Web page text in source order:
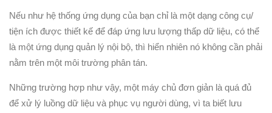
Nếu như hệ thống ứng dụng của bạn chỉ là một dạng công cụ/
tiện ích được thiết kế để đáp ứng lưu lượng thấp dữ liệu, có thể
là một ứng dụng quản lý nội bộ, thì hiển nhiên nó không cần phải
nằm trên một môi trường phân tán.
Những trường hợp như vậy, một máy chủ đơn giản là quá đủ
để xử lý luồng dữ liệu và phục vụ người dùng, vì ta biết lưu